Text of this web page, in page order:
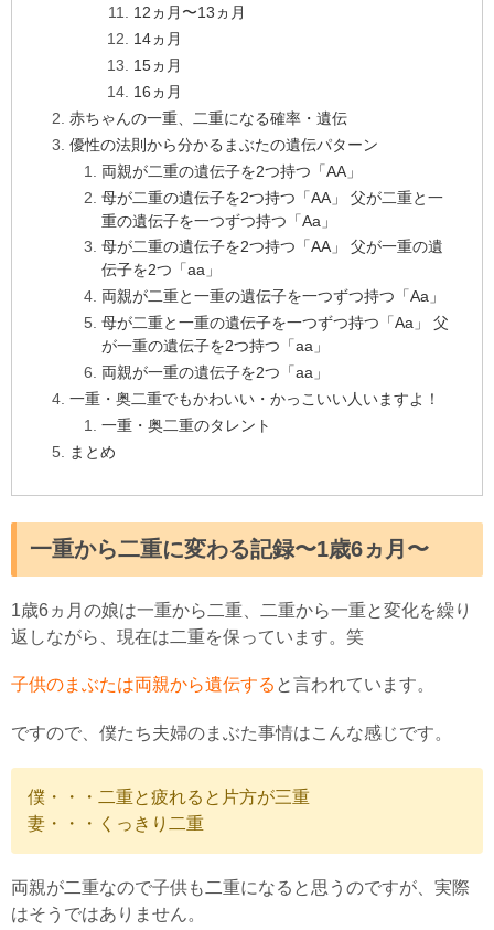
12ヵ月〜13ヵ月
14ヵ月
15ヵ月
16ヵ月
赤ちゃんの一重、二重になる確率・遺伝
優性の法則から分かるまぶたの遺伝パターン
両親が二重の遺伝子を2つ持つ「AA」
母が二重の遺伝子を2つ持つ「AA」 父が二重と一
重の遺伝子を一つずつ持つ「Aa」
母が二重の遺伝子を2つ持つ「AA」 父が一重の遺
伝子を2つ「aa」
両親が二重と一重の遺伝子を一つずつ持つ「Aa」
母が二重と一重の遺伝子を一つずつ持つ「Aa」 父
が一重の遺伝子を2つ持つ「aa」
両親が一重の遺伝子を2つ「aa」
一重・奥二重でもかわいい・かっこいい人いますよ！
一重・奥二重のタレント
まとめ
一重から二重に変わる記録〜1歳6ヵ月〜
1歳6ヵ月の娘は一重から二重、二重から一重と変化を繰り
返しながら、現在は二重を保っています。笑
子供のまぶたは両親から遺伝する と言われています。
ですので、僕たち夫婦のまぶた事情はこんな感じです。
僕・・・二重と疲れると片方が三重
妻・・・くっきり二重
両親が二重なので子供も二重になると思うのですが、実際
はそうではありません。